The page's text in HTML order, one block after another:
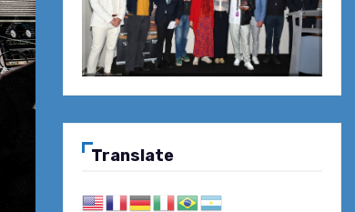
Translate